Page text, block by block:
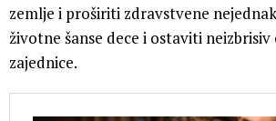
zemlje i proširiti zdravstvene
životne šanse dece i ostaviti
zajednice.